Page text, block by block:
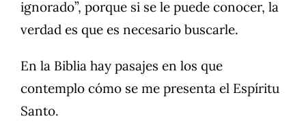
ignorado”, porque si se le puede conocer, la
verdad es que es necesario buscarle.
En la Biblia hay pasajes en los que
contemplo cómo se me presenta el Espíritu
Santo.